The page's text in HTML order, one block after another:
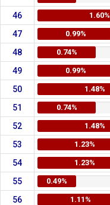
46
1.60%
47
0.99%
48
0.74%
49
0.99%
50
1.48%
51
0.74%
52
1.48%
53
1.23%
54
1.23%
55
0.49%
56
1.11%